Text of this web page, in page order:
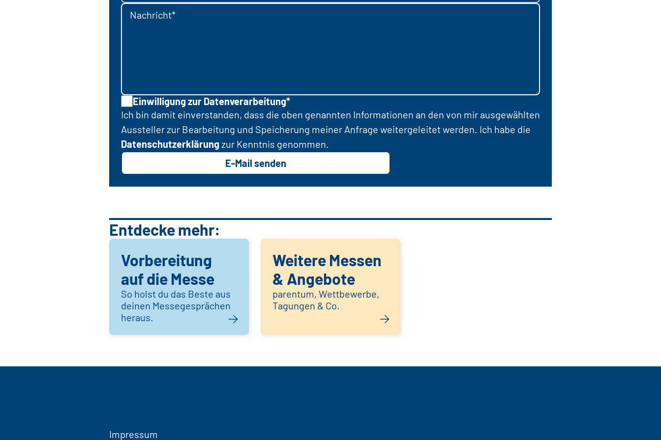
Nachricht*
Einwilligung zur Datenverarbeitung*
Ich bin damit einverstanden, dass die oben genannten Informationen an den von mir ausgewählten
Aussteller zur Bearbeitung und Speicherung meiner Anfrage weitergeleitet werden. Ich habe die
Datenschutzerklärungzur Kenntnis genommen.
E-Mail senden
Entdecke mehr:
Vorbereitung
auf die Messe
So holst du das Beste aus
deinen Messegesprächen
heraus.
Weitere Messen
& Angebote
parentum, Wettbewerbe,
Tagungen & Co.
Impressum